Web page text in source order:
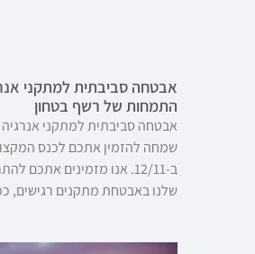
אבטחה סביבתית למתקני
התמחות של רשף בטחון
אבטחה סביבתית למתקני
שמחה להזמין אתכם לכנס
ב-12/11. אנו מזמינים אתכם
שלנו באבטחת מתקנים רגישים,